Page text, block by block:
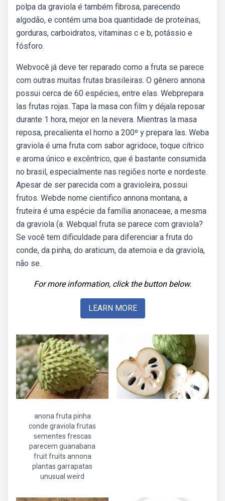
polpa da graviola é também fibrosa, parecendo
algodão, e contém uma boa quantidade de proteínas,
gorduras, carboidratos, vitaminas c e b, potássio e
fósforo.
Webvocê já deve ter reparado como a fruta se parece
com outras muitas frutas brasileiras. O gênero annona
possui cerca de 60 espécies, entre elas. Webprepara
las frutas rojas. Tapa la masa con film y déjala reposar
durante 1 hora, mejor en la nevera. Mientras la masa
reposa, precalienta el horno a 200º y prepara las. Weba
graviola é uma fruta com sabor agridoce, toque cítrico
e aroma único e excêntrico, que é bastante consumida
no brasil, especialmente nas regiões norte e nordeste.
Apesar de ser parecida com a gravioleira, possui
frutos. Webde nome cientifico annona montana, a
fruteira é uma espécie da família anonaceae, a mesma
da graviola (a. Webqual fruta se parece com graviola?
Se você tem dificuldade para diferenciar a fruta do
conde, da pinha, do araticum, da atemoia e da graviola,
não se.
For more information, click the button below.
LEARN MORE
anona fruta pinha
conde graviola frutas
sementes frescas
parecem guanabana
fruit fruits annona
plantas garrapatas
unusual weird